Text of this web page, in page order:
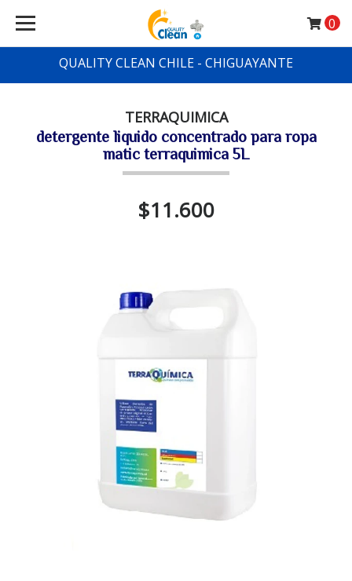
QUALITY CLEAN CHILE - CHIGUAYANTE
0
TERRAQUIMICA
detergente liquido concentrado para ropa
matic terraquimica 5L
$11.600